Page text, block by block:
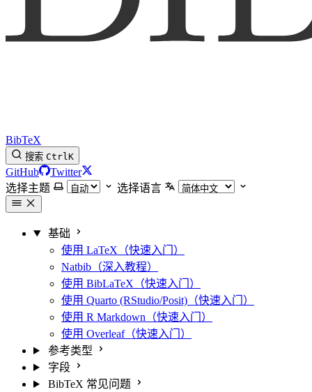
BibTeX
搜索 CtrlK
GitHub
Twitter
选择主题
选择语言
基础
使用 LaTeX（快速入门）
Natbib（深入教程）
使用 BibLaTeX（快速入门）
使用 Quarto (RStudio/Posit)（快速入门）
使用 R Markdown（快速入门）
使用 Overleaf（快速入门）
参考类型
字段
BibTeX 常见问题